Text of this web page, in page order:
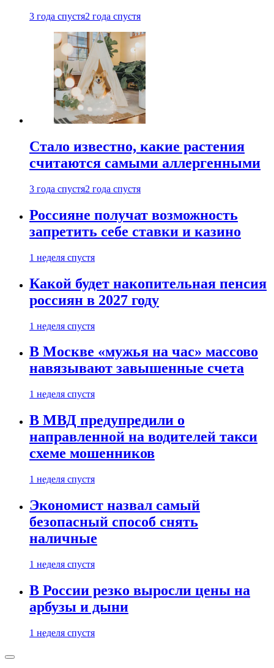
3 года спустя2 года спустя
Стало известно, какие растения
считаются самыми аллергенными
3 года спустя2 года спустя
Россияне получат возможность
запретить себе ставки и казино
1 неделя спустя
Какой будет накопительная пенсия
россиян в 2027 году
1 неделя спустя
В Москве «мужья на час» массово
навязывают завышенные счета
1 неделя спустя
В МВД предупредили о
направленной на водителей такси
схеме мошенников
1 неделя спустя
Экономист назвал самый
безопасный способ снять
наличные
1 неделя спустя
В России резко выросли цены на
арбузы и дыни
1 неделя спустя